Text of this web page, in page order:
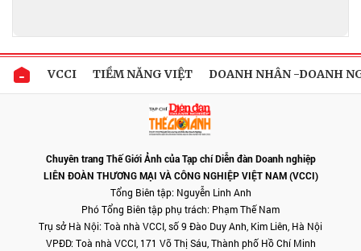
VCCI TIỀM NĂNG VIỆT DOANH NHÂN -DOANH
Chuyên trang Thế Giới Ảnh của Tạp chí Diễn đàn Doanh nghiệp
LIÊN ĐOÀN THƯƠNG MẠI VÀ CÔNG NGHIỆP VIỆT NAM (VCCI)
Tổng Biên tập: Nguyễn Linh Anh
Phó Tổng Biên tập phụ trách: Phạm Thế Nam
Trụ sở Hà Nội: Toà nhà VCCI, số 9 Đào Duy Anh, Kim Liên, Hà Nội
VPĐD: Toà nhà VCCI, 171 Võ Thị Sáu, Thành phố Hồ Chí Minh